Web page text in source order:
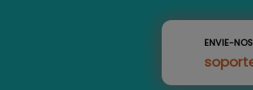
ENVIE-